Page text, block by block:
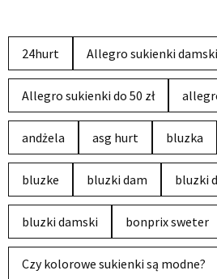
24hurt Allegro sukienki
Allegro sukienki do 50 zł
andżela asg hurt bluzka
bluzke bluzki dam bluzki
bluzki damski bonprix sweter
Czy kolorowe sukienki są modne?